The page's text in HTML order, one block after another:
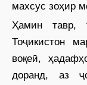
махсус зоҳир
Ҳамин тавр,
Тоҷикистон
воқеӣ,
доранд, аз